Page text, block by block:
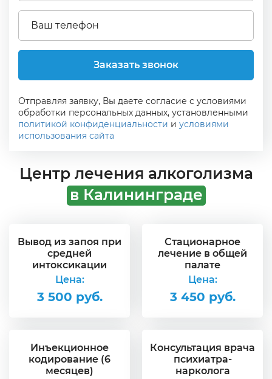
Заказать звонок
Отправляя заявку, Вы даете согласие с условиями
обработки персональных данных, установленными
политикой конфиденциальности и условиями
использования сайта
Центр лечения алкоголизма
в Калининграде
Вывод из запоя при
средней
интоксикации
Цена:
3 500 руб.
Стационарное
лечение в общей
палате
Цена:
3 450 руб.
Инъекционное
кодирование (6
месяцев)
Консультация врача
психиатра-
нарколога